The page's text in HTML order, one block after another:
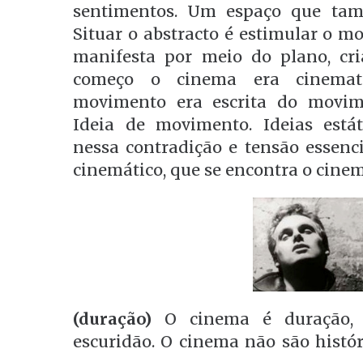
sentimentos. Um espaço que
Situar o abstracto é estimular o
manifesta por meio do plano,
começo o cinema era
movimento era escrita do
Ideia de movimento. Ideias
nessa contradição e tensão
cinemático, que se encontra o
(duração) O cinema é
escuridão. O cinema não são